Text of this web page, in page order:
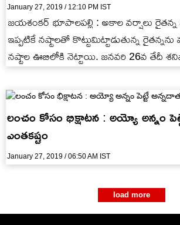
January 27, 2019 / 12:10 PM IST
జయశంకర్ భూపాలపల్లి : అకాల వర్షాలు
ఇప్పటికే నష్టాలతో కొట్టుమిట్టాడుతున్న
నష్టాల ఊబిలోకి నెట్టాయి. జనవరి 26వ తేదీ
లంచం కోసం భిక్షాటన : అయ్యో అన్నం
ఎంతకష్టం
January 27, 2019 / 06:50 AM IST
load more